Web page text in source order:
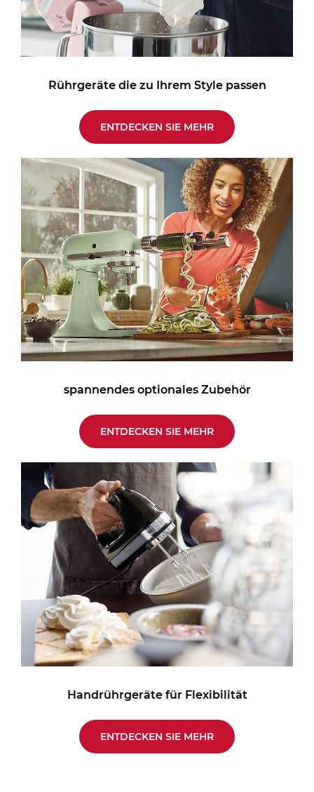
Rührgeräte die zu Ihrem Style passen
ENTDECKEN SIE MEHR
spannendes optionales Zubehör
ENTDECKEN SIE MEHR
Handrührgeräte für Flexibilität
ENTDECKEN SIE MEHR